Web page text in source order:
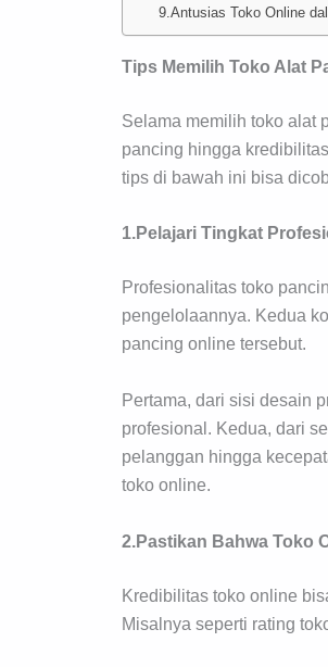
9.Antusias Toko Online
Tips Memilih Toko Alat
Selama memilih toko alat
pancing hingga
tips di bawah ini bisa
1.Pelajari Tingkat
Profesionalitas toko
pengelolaannya. Kedua
pancing online tersebut.
Pertama, dari sisi desain
profesional. Kedua, dari
pelanggan hingga
toko online.
2.Pastikan Bahwa Toko
Kredibilitas toko online
Misalnya seperti rating